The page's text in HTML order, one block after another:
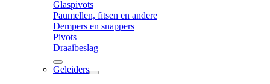
Glaspivots
Paumellen, fitsen en andere
Dempers en snappers
Pivots
Draaibeslag
Geleiders